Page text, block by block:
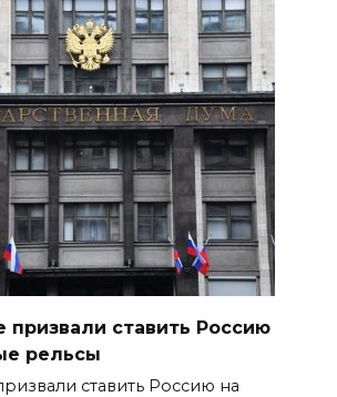
призвали ставить Россию
рельсы
ставить Россию на